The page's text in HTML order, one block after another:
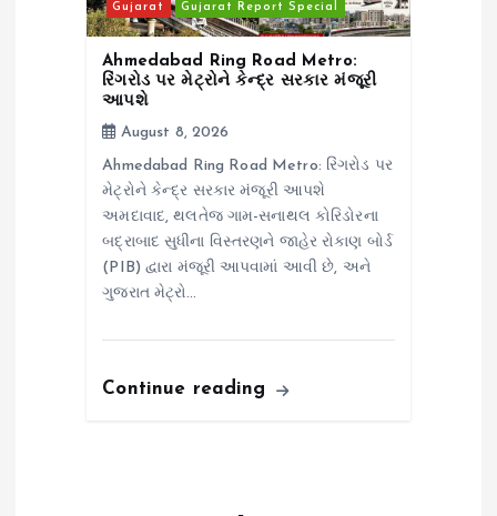
Gujarat Gujarat Report Special
Ahmedabad Ring Road Metro:
રિંગરોડ પર મેટ્રોને કેન્દ્ર સરકાર મંજૂરી
આપશે
August 8, 2026
Ahmedabad Ring Road Metro: રિંગરોડ પર
મેટ્રોને કેન્દ્ર સરકાર મંજૂરી આપશે
અમદાવાદ, થલતેજ ગામ-સનાથલ કોરિડોરના
બદ્રાબાદ સુધીના વિસ્તરણને જાહેર રોકાણ બોર્ડ
(PIB) દ્વારા મંજૂરી આપવામાં આવી છે, અને
ગુજરાત મેટ્રો…
Continue reading